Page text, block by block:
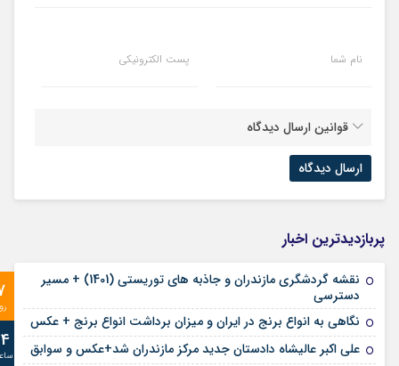
نام شما پست الکترونیکی
قوانین ارسال دیدگاه
پربازدیدترین اخبار
نقشه گردشگری مازندران و جاذبه های توریستی (1401) + مسیر
دسترسی
نگاهی به انواع برنج در ایران و میزان برداشت انواع برنج + عکس
علی‌ اکبر عالیشاه دادستان جدید مرکز مازندران شد+عکس و سوابق